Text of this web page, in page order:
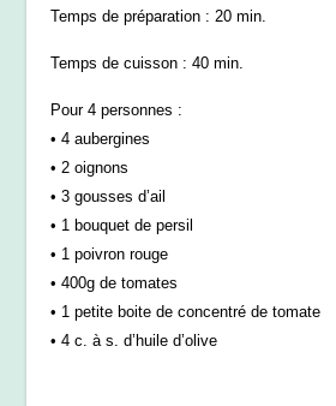
Temps de préparation : 20 min.
Temps de cuisson : 40 min.
Pour 4 personnes :
• 4 aubergines
• 2 oignons
• 3 gousses d’ail
• 1 bouquet de persil
• 1 poivron rouge
• 400g de tomates
• 1 petite boite de concentré de tomate
• 4 c. à s. d’huile d’olive